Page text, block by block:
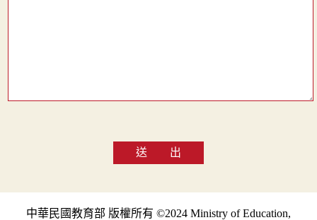
送 出
中華民國教育部 版權所有 ©2024 Ministry of Education,